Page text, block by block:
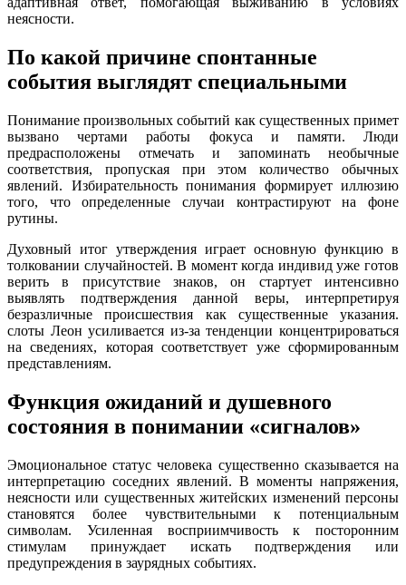
неясности.
По какой причине спонтанные
события выглядят специальными
Понимание произвольных событий как существенных примет
вызвано чертами работы фокуса и памяти. Люди
предрасположены отмечать и запоминать необычные
соответствия, пропуская при этом количество обычных
явлений. Избирательность понимания формирует иллюзию
того, что определенные случаи контрастируют на фоне
рутины.
Духовный итог утверждения играет основную функцию в
толковании случайностей. В момент когда индивид уже готов
верить в присутствие знаков, он стартует интенсивно
выявлять подтверждения данной веры, интерпретируя
безразличные происшествия как существенные указания.
слоты Леон усиливается из-за тенденции концентрироваться
на сведениях, которая соответствует уже сформированным
представлениям.
Функция ожиданий и душевного
состояния в понимании «сигналов»
Эмоциональное статус человека существенно сказывается на
интерпретацию соседних явлений. В моменты напряжения,
неясности или существенных житейских изменений персоны
становятся более чувствительными к потенциальным
символам. Усиленная восприимчивость к посторонним
стимулам принуждает искать подтверждения или
предупреждения в заурядных событиях.